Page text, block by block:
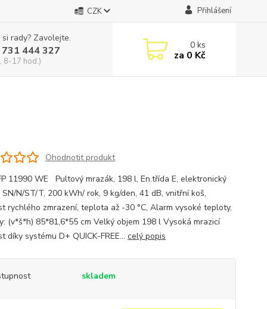
CZK Přihlášení
rady? Zavolejte.
444 327
8-17 hod.)
0ks
za 0 Kč
Ohodnotit produkt
11990 WE Pultový mrazák, 198 l, En.třída E, elektronický
N/ST/T, 200 kWh/ rok, 9 kg/den, 41 dB, vnitřní koš,
rychlého zmrazení, teplota až -30 °C, Alarm vysoké teploty,
(v*š*h) 85*81,6*55 cm Velký objem 198 l Vysoká mrazicí
díky systému D+ QUICK-FREE... celý popis
skladem